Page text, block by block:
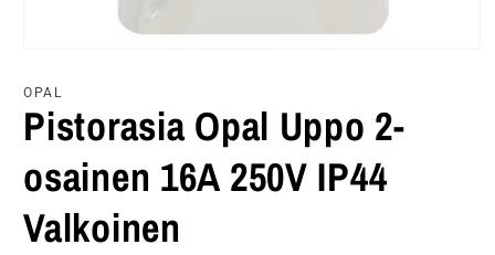
1
ikkunassa
OPAL
Pistorasia Opal Uppo 2-
osainen 16A 250V IP44
Valkoinen